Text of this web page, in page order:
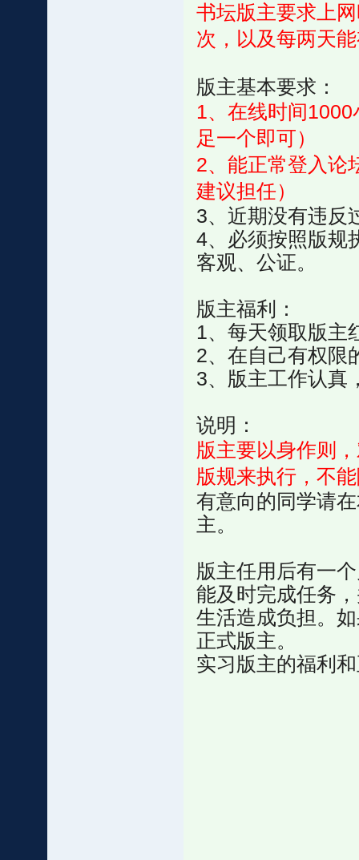
书坛版主要求上
次，以及每两天
版主基本要求：
1、在线时间
足一个即可）
2、能正常登入论
建议担任）
3、近期没有违反
4、必须按照版规
客观、公证。
版主福利：
1、每天领取版主
2、在自己有权限
3、版主工作认真
说明：
版主要以身作则
版规来执行，不
有意向的同学请
主。
版主任用后有一
能及时完成任务
生活造成负担。
正式版主。
实习版主的福利